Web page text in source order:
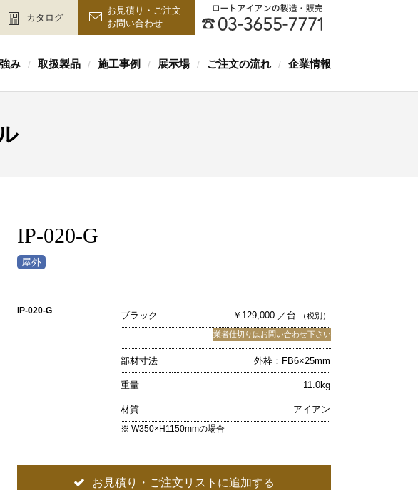
カタログ
お見積り・ご注文
お問い合わせ
み / 取扱製品 / 施工事例 / 展示場 / ご注文の流れ / 企業情報
IP-020-G
IP-020-G ブラック ￥129,000 ／台 （税別）
業者仕切りはお問い合わせ下さい
部材寸法 外枠：FB6×25mm
重量 11.0kg
材質 アイアン
※ W350×H1150mmの場合
お見積り・ご注文リストに追加する